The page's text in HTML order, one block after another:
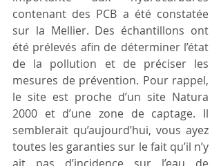
contenant des PCB a été constatée
sur la Mellier. Des échantillons ont
été prélevés afin de déterminer l’état
de la pollution et de préciser les
mesures de prévention. Pour rappel,
le site est proche d’un site Natura
2000 et d’une zone de captage. Il
semblerait qu’aujourd’hui, vous ayez
toutes les garanties sur le fait qu’il n’y